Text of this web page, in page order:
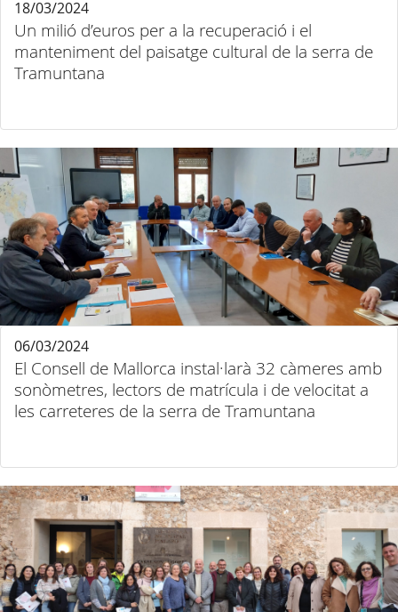
Un milió d’euros per a la recuperació i el
manteniment del paisatge cultural de la serra de
Tramuntana
18/03/2024
El Consell de Mallorca instal·larà 32 càmeres amb
sonòmetres, lectors de matrícula i de velocitat a
les carreteres de la serra de Tramuntana
06/03/2024